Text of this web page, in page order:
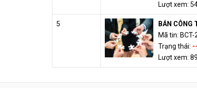
Lượt xem:
5
BÁN CÔNG
Mã tin: BCT-
Trạng thái:
Lượt xem: